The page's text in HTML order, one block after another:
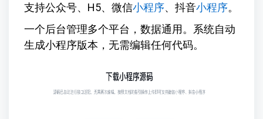
支持公众号、H5、微信小程序、抖音小程序。
一个后台管理多个平台，数据通用。系统自动
生成小程序版本，无需编辑任何代码。